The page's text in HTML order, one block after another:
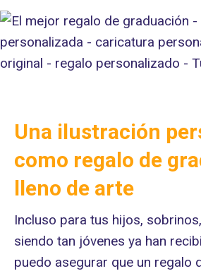
Una ilustración
como regalo de
lleno de arte
Incluso para tus hijos,
siendo tan jóvenes ya han
puedo asegurar que un regalo